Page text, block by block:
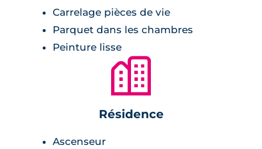
Carrelage pièces de vie
Parquet dans les chambres
Peinture lisse
🏙
Résidence
Ascenseur